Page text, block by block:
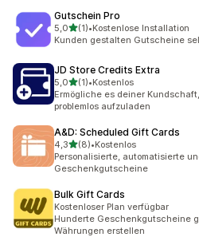
Gutschein Pro
5,0von 5 Sternen
(1)
1 Rezensionen insgesamt
•Kostenlose Installation
Kunden gestalten Gutscheine
JD Store Credits Extra
5,0von 5 Sternen
(1)
1 Rezensionen insgesamt
•Kostenlos
Ermögliche es deiner
problemlos aufzuladen
A&D: Scheduled Gift Cards
4,3von 5 Sternen
(8)
8 Rezensionen insgesamt
•Kostenlos
Personalisierte, automatisierte
Geschenkgutscheine
Bulk Gift Cards
Kostenloser Plan verfügbar
Hunderte Geschenkgutscheine
Währungen erstellen